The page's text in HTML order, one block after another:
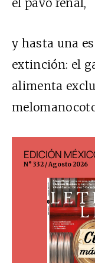
y hasta una
extinción: el
alimenta
EDICIÓN
N° 332 / Agosto 2026